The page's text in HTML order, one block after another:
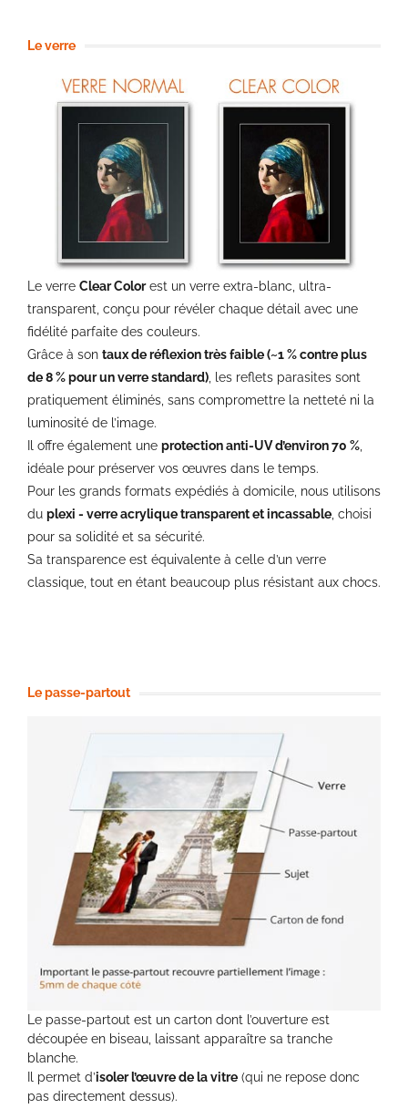
Le verre
Le verre Clear Colorest un verre extra-blanc, ultra-
transparent, conçu pour révéler chaque détail avec une
fidélité parfaite des couleurs.
Grâce à son taux de réflexion très faible (~1 % contre plus
de 8 % pour un verre standard) , les reflets parasites sont
pratiquement éliminés, sans compromettre la netteté ni la
luminosité de l’image.
Il offre également une protection anti-UV d’environ 70 %
idéale pour préserver vos œuvres dans le temps.
Pour les grands formats expédiés à domicile, nous utilisons
du plexi - verre acrylique transparent et incassable , choisi
pour sa solidité et sa sécurité.
Sa transparence est équivalente à celle d’un verre
classique, tout en étant beaucoup plus résistant aux chocs.
Le passe-partout
Le passe-partout est un carton dont l’ouverture est
découpée en biseau, laissant apparaître sa tranche
blanche.
Il permet d’isoler l’œuvre de la vitre (qui ne repose donc
pas directement dessus).